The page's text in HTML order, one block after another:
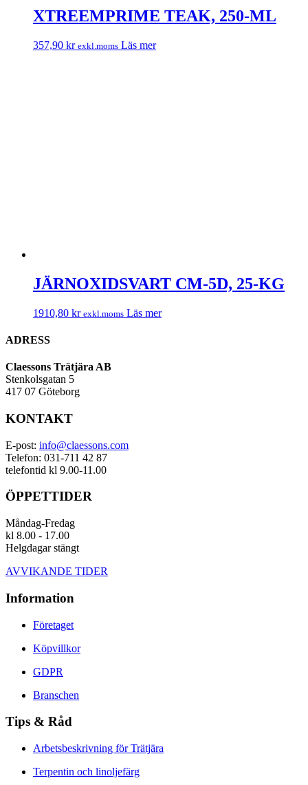
XTREEMPRIME TEAK, 250-ML
357,90 kr exkl.moms Läs mer
JÄRNOXIDSVART CM-5D, 25-KG
1910,80 kr exkl.moms Läs mer
ADRESS
Claessons Trätjära AB
Stenkolsgatan 5
417 07 Göteborg
KONTAKT
E-post: info@claessons.com
Telefon: 031-711 42 87
telefontid kl 9.00-11.00
ÖPPETTIDER
Måndag-Fredag
kl 8.00 - 17.00
Helgdagar stängt
AVVIKANDE TIDER
Information
Företaget
Köpvillkor
GDPR
Branschen
Tips & Råd
Arbetsbeskrivning för Trätjära
Terpentin och linoljefärg